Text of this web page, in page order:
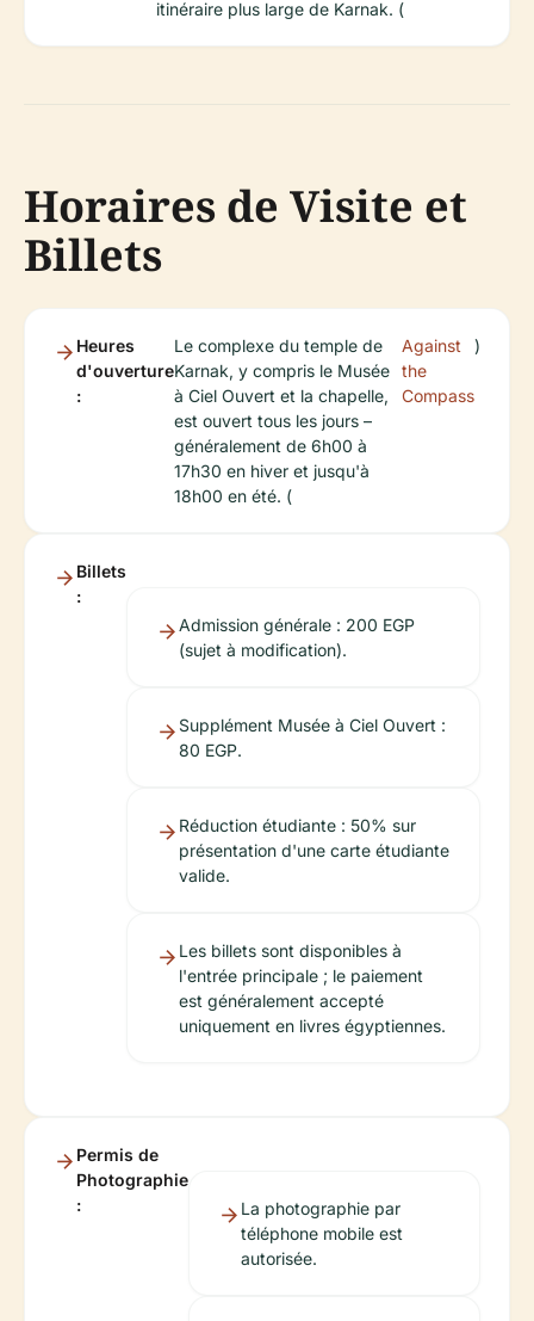
itinéraire plus large de Karnak. (
Horaires de Visite et
Billets
Heures
d'ouverture
:
Le complexe du temple de
Karnak, y compris le Musée
à Ciel Ouvert et la chapelle,
est ouvert tous les jours –
généralement de 6h00 à
17h30 en hiver et jusqu'à
18h00 en été. (
Against
the
Compass
)
Billets
:
Admission générale : 200 EGP
(sujet à modification).
Supplément Musée à Ciel Ouvert :
80 EGP.
Réduction étudiante : 50% sur
présentation d'une carte étudiante
valide.
Les billets sont disponibles à
l'entrée principale ; le paiement
est généralement accepté
uniquement en livres égyptiennes.
Permis de
Photographie
:
La photographie par
téléphone mobile est
autorisée.